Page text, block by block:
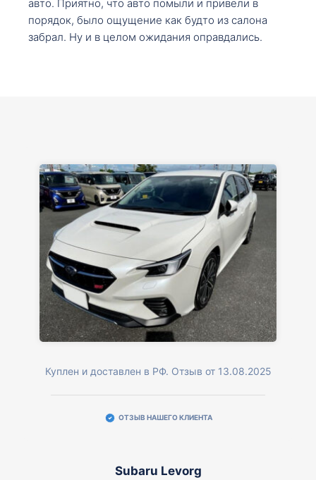
авто. Приятно, что авто помыли и привели в
порядок, было ощущение как будто из салона
забрал. Ну и в целом ожидания оправдались.
Куплен и доставлен в РФ. Отзыв от 13.08.2025
ОТЗЫВ НАШЕГО КЛИЕНТА
Subaru Levorg